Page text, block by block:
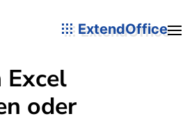
ExtendOffice
oder